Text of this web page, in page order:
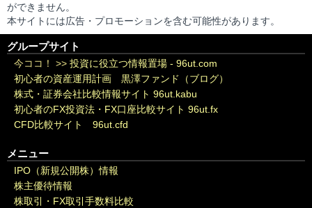
ができません。
本サイトには広告・プロモーションを含む可能性があります。
グループサイト
今ココ！ >> 投資に役立つ情報置場 - 96ut.com
初心者の資産運用計画 黒澤ファンド（ブログ）
株式・証券会社比較情報サイト 96ut.kabu
初心者のFX投資法・FX口座比較サイト 96ut.fx
CFD比較サイト 96ut.cfd
メニュー
IPO（新規公開株）情報
株主優待情報
株取引・FX取引手数料比較